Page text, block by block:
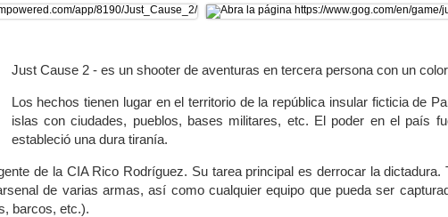
Just Cause 2 - es un shooter de aventuras en tercera persona con un
Los hechos tienen lugar en el territorio de la república insular ficticia de
islas con ciudades, pueblos, bases militares, etc. El poder en el país
estableció una dura tiranía.
de la CIA Rico Rodríguez. Su tarea principal es derrocar la
de varias armas, así como cualquier equipo que pueda ser
barcos, etc.).